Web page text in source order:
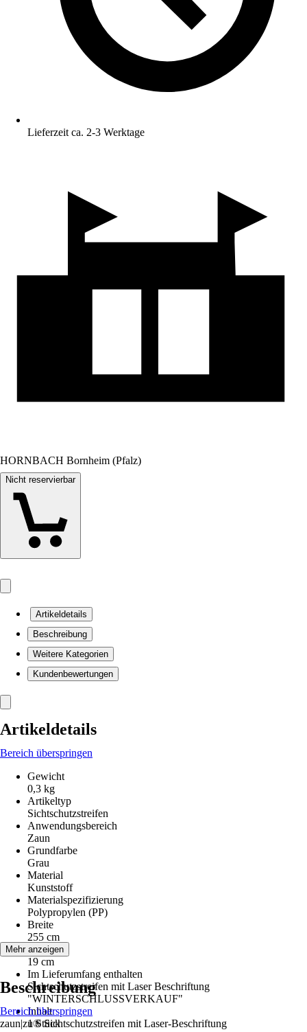
Lieferzeit ca. 2-3 Werktage
HORNBACH Bornheim (Pfalz)
Nicht reservierbar
Artikeldetails
Beschreibung
Weitere Kategorien
Kundenbewertungen
Artikeldetails
Bereich überspringen
Gewicht
0,3 kg
Artikeltyp
Sichtschutzstreifen
Anwendungsbereich
Zaun
Grundfarbe
Grau
Material
Kunststoff
Materialspezifizierung
Polypropylen (PP)
Breite
255 cm
Höhe
19 cm
Im Lieferumfang enthalten
Sichtschutzstreifen mit Laser Beschriftung
"WINTERSCHLUSSVERKAUF"
Inhalt
1 Stück
Mehr anzeigen
Beschreibung
Bereich überspringen
zaun|zu® Sichtschutzstreifen mit Laser-Beschriftung